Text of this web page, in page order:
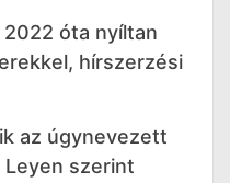
2022 óta nyíltan
hírszerzési
az úgynevezett
szerint